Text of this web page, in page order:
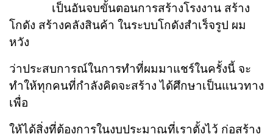
เป็นอันจบขั้นตอนการสร้างโรงงาน สร้าง
โกดัง สร้างคลังสินค้า ในระบบโกดังสำเร็จรูป ผม
หวัง
ว่าประสบการณ์ในการทำที่ผมมาแชร์ในครั้งนี้ จะ
ทำให้ทุกคนที่กำลังคิดจะสร้าง ได้ศึกษาเป็นแนวทาง
เพื่อ
ให้ได้สิ่งที่ต้องการในงบประมาณที่เราตั้งไว้ ก่อสร้าง